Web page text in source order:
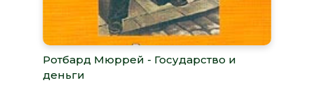
Ротбард Мюррей - Государство и
деньги